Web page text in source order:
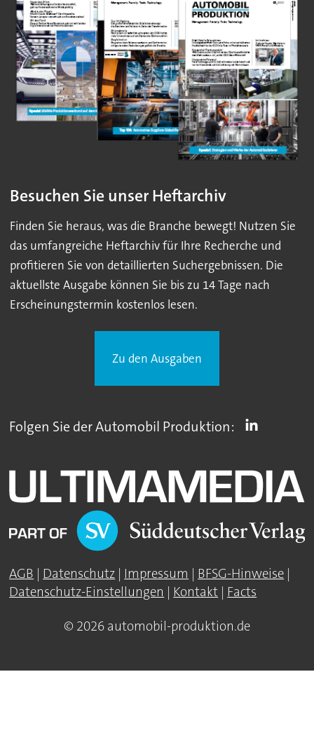
Besuchen Sie unser Heftarchiv
Finden Sie heraus, was die Branche bewegt! Nutzen Sie
das umfangreiche Heftarchiv für Ihre Recherche und
profitieren Sie von detaillierten Suchergebnissen. Die
aktuellste Ausgabe können Sie bis zu 14 Tage nach
Erscheinungstermin kostenlos lesen.
Zu den Ausgaben
Folgen Sie der Automobil Produktion:
AGB | Datenschutz | Impressum | BFSG-Hinweise |
Datenschutz-Einstellungen | Kontakt | Facts
© 2026 automobil-produktion.de